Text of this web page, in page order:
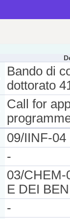
Bando di
dottorato
Call for
09/IINF-04
-
03/CHEM-
E DEI
-